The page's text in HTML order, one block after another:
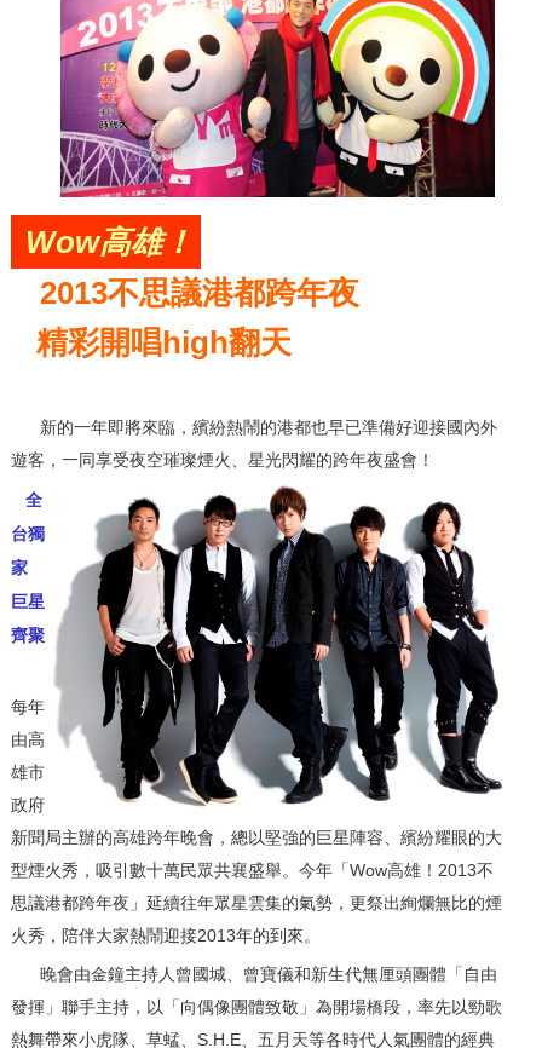
Wow高雄！
2013不思議港都跨年夜
精彩開唱high翻天
新的一年即將來臨，繽紛熱鬧的港都也早已準備好迎接國內外
遊客，一同享受夜空璀璨煙火、星光閃耀的跨年夜盛會！
全
台獨
家
巨星
齊聚
每年
由高
雄市
政府
新聞局主辦的高雄跨年晚會，總以堅強的巨星陣容、繽紛耀眼的大
型煙火秀，吸引數十萬民眾共襄盛舉。今年「Wow高雄！2013不
思議港都跨年夜」延續往年眾星雲集的氣勢，更祭出絢爛無比的煙
火秀，陪伴大家熱鬧迎接2013年的到來。
晚會由金鐘主持人曾國城、曾寶儀和新生代無厘頭團體「自由
發揮」聯手主持，以「向偶像團體致敬」為開場橋段，率先以勁歌
熱舞帶來小虎隊、草蜢、S.H.E、五月天等各時代人氣團體的經典